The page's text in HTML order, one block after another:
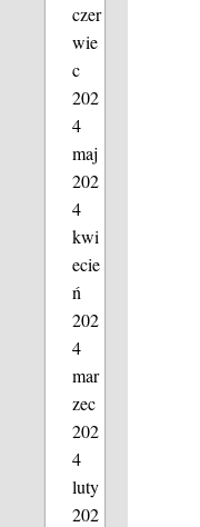
czer
wie
c
202
4
maj
202
4
kwi
ecie
ń
202
4
mar
zec
202
4
luty
202